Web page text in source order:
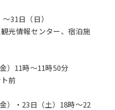
31日（日）
光情報センター、宿泊施
）11時～11時50分
前
）・23日（土）18時～22